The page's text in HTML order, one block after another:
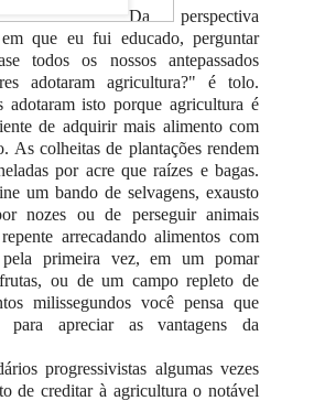
Da perspectiva
em que eu fui educado, perguntar
todos os nossos antepassados
adotaram agricultura?" é tolo.
adotaram isto porque agricultura é
de adquirir mais alimento com
As colheitas de plantações rendem
por acre que raízes e bagas.
um bando de selvagens, exausto
nozes ou de perseguir animais
arrecadando alimentos com
pela primeira vez, em um pomar
ou de um campo repleto de
milissegundos você pensa que
para apreciar as vantagens da
progressivistas algumas vezes
de creditar à agricultura o notável